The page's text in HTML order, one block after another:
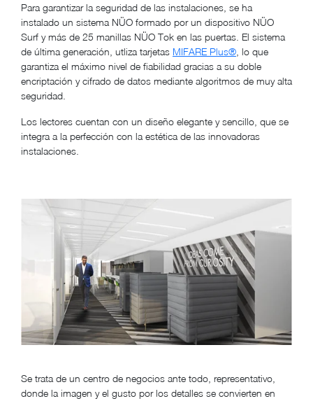
Para garantizar la seguridad de las instalaciones, se ha
instalado un sistema NÜO formado por un dispositivo NÜO
Surf y más de 25 manillas NÜO Tok en las puertas. El sistema
de última generación, utliza tarjetas MIFARE Plus® , lo que
garantiza el máximo nivel de fiabilidad gracias a su doble
encriptación y cifrado de datos mediante algoritmos de muy alta
seguridad.
Los lectores cuentan con un diseño elegante y sencillo, que se
integra a la perfección con la estética de las innovadoras
instalaciones.
Se trata de un centro de negocios ante todo, representativo,
donde la imagen y el gusto por los detalles se convierten en